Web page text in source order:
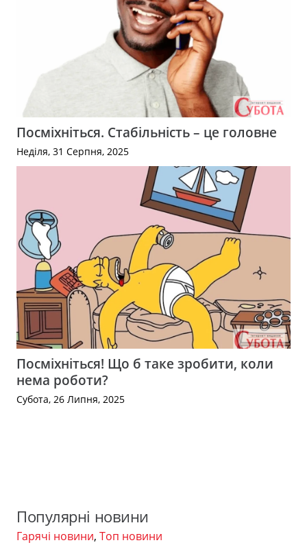
Посміхніться. Стабільність – це головне
Неділя, 31 Серпня, 2025
Посміхніться! Що б таке зробити, коли
нема роботи?
Субота, 26 Липня, 2025
Популярні новини
Гарячі новини, Топ новини